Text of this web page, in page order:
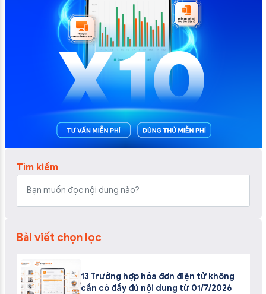
Tìm kiếm
Bài viết chọn lọc
13 Trường hợp hóa đơn điện tử không
cần có đầy đủ nội dung từ 01/7/2026